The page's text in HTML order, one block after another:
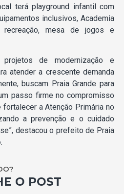
terá playground infantil com
inclusivos, Academia
mesa de jogos e
projetos de modernização e
atender a crescente demanda
buscam Praia Grande para
passo firme no compromisso
a Atenção Primária no
a prevenção e o cuidado
destacou o prefeito de Praia
.
O POST